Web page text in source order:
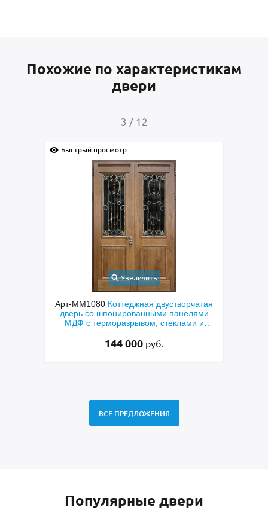
Похожие по характеристикам
двери
3 / 12
Быстрый просмотр
Увеличить
Арт-ММ1080 Коттеджная двустворчатая
дверь со шпонированными панелями
МДФ с терморазрывом, стеклами и
144 000 руб.
ВСЕ ПРЕДЛОЖЕНИЯ
Популярные двери